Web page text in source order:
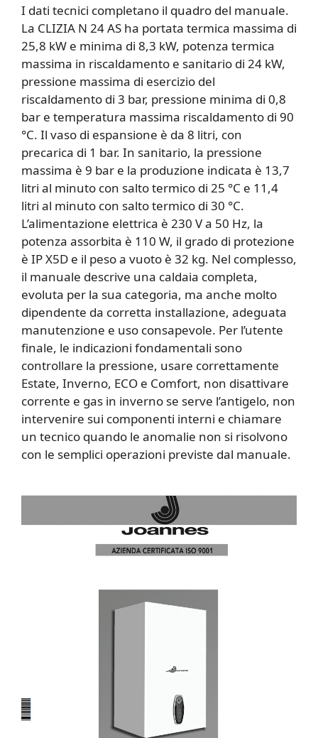
I dati tecnici completano il quadro del manuale.
La CLIZIA N 24 AS ha portata termica massima di
25,8 kW e minima di 8,3 kW, potenza termica
massima in riscaldamento e sanitario di 24 kW,
pressione massima di esercizio del
riscaldamento di 3 bar, pressione minima di 0,8
bar e temperatura massima riscaldamento di 90
°C. Il vaso di espansione è da 8 litri, con
precarica di 1 bar. In sanitario, la pressione
massima è 9 bar e la produzione indicata è 13,7
litri al minuto con salto termico di 25 °C e 11,4
litri al minuto con salto termico di 30 °C.
L’alimentazione elettrica è 230 V a 50 Hz, la
potenza assorbita è 110 W, il grado di protezione
è IP X5D e il peso a vuoto è 32 kg. Nel complesso,
il manuale descrive una caldaia completa,
evoluta per la sua categoria, ma anche molto
dipendente da corretta installazione, adeguata
manutenzione e uso consapevole. Per l’utente
finale, le indicazioni fondamentali sono
controllare la pressione, usare correttamente
Estate, Inverno, ECO e Comfort, non disattivare
corrente e gas in inverno se serve l’antigelo, non
intervenire sui componenti interni e chiamare
un tecnico quando le anomalie non si risolvono
con le semplici operazioni previste dal manuale.